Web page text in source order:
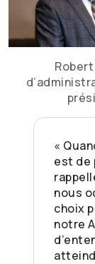
«
est de
nous
choix
notre